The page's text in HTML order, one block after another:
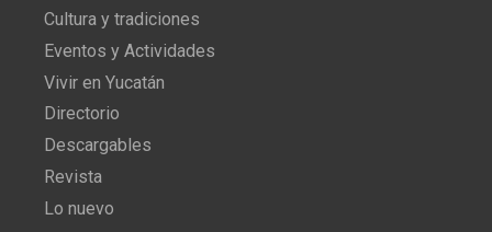
Cultura y tradiciones
Eventos y Actividades
Vivir en Yucatán
Directorio
Descargables
Revista
Lo nuevo